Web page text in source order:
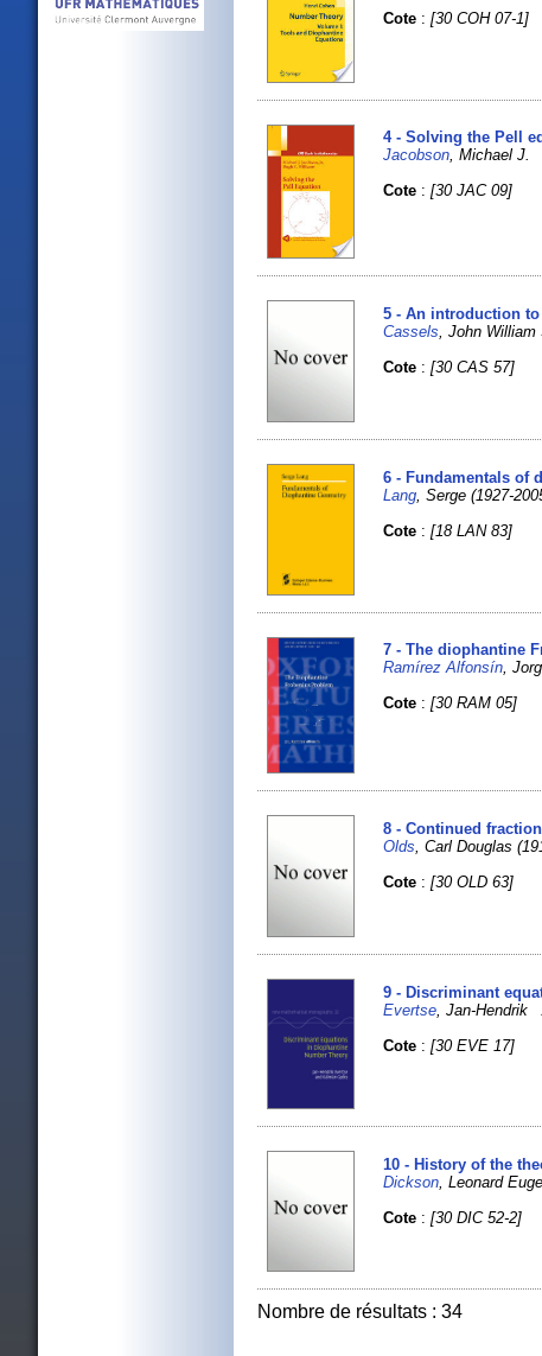
Cote :[30 COH 07-1]
4 - Solving the Pell
Jacobson, Michael
Cote :[30 JAC 09]
5 - An introduction
Cassels, John William
Cote :[30 CAS 57]
6 - Fundamentals of
Lang , Serge (1927-
Cote :[18 LAN 83]
7 - The diophantine
Ramírez Alfonsín,
Cote :[30 RAM 05]
8 - Continued
Olds , Carl Douglas
Cote :[30 OLD 63]
9 - Discriminant
Evertse , Jan-
Cote :[30 EVE 17]
10 - History of the
Dickson , Leonard
Cote :[30 DIC 52-2]
Nombre de résultats : 34